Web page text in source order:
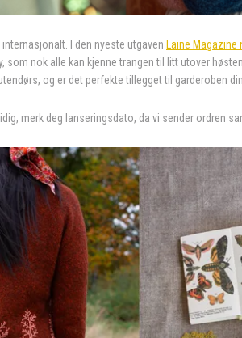
I den nyeste utgaven Laine Magazine
nok alle kan kjenne trangen til litt utover
og er det perfekte tillegget til garderoben
merk deg lanseringsdato, da vi sender ordren